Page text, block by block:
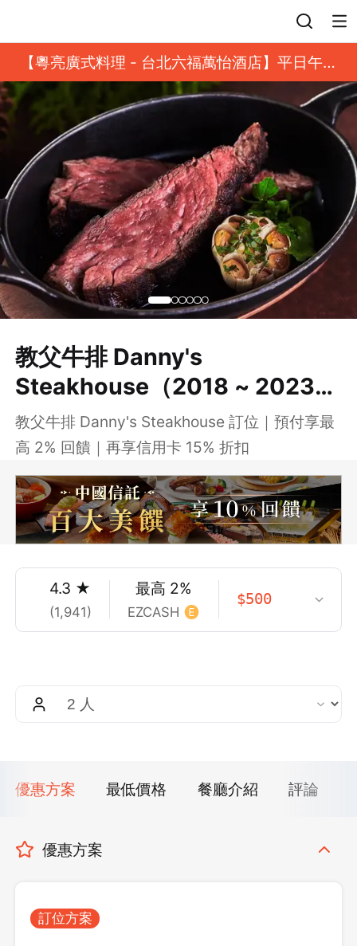
【粵亮廣式料理 - 台北六福萬怡酒店】平日午餐
8 折起｜靓港點套餐
教父牛排 Danny's
Steakhouse（2018 ~ 2023
米其林一星）
教父牛排 Danny's Steakhouse 訂位｜預付享最
高 2% 回饋｜再享信用卡 15% 折扣
4.3 ★
(1,941)
最高 2%
EZCASH
$500
優惠方案 最低價格 餐廳介紹 評論
優惠方案
訂位方案